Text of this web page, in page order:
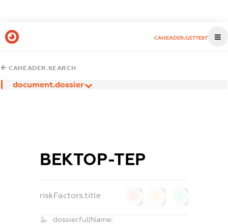
CAHEADER.GETTEST
CAHEADER.SEARCH
document.dossier
ВЕКТОР-ТЕР
riskFactors.title
dossier.fullName: